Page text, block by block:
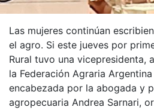
Las mujeres continúan
el agro. Si este jueves por
Rural tuvo una vicepresidenta,
la Federación Agraria
encabezada por la abogada y
agropecuaria Andrea Sarnari,